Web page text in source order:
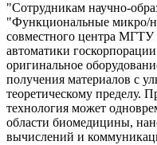
"Сотрудникам научно-
"Функциональные
совместного центра
автоматики
оригинальное
получения материалов с
теоретическому пределу.
технология может
области биомедицины,
вычислений и